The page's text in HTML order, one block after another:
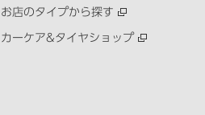
お店のタイプから探す
カーケア&タイヤショップ